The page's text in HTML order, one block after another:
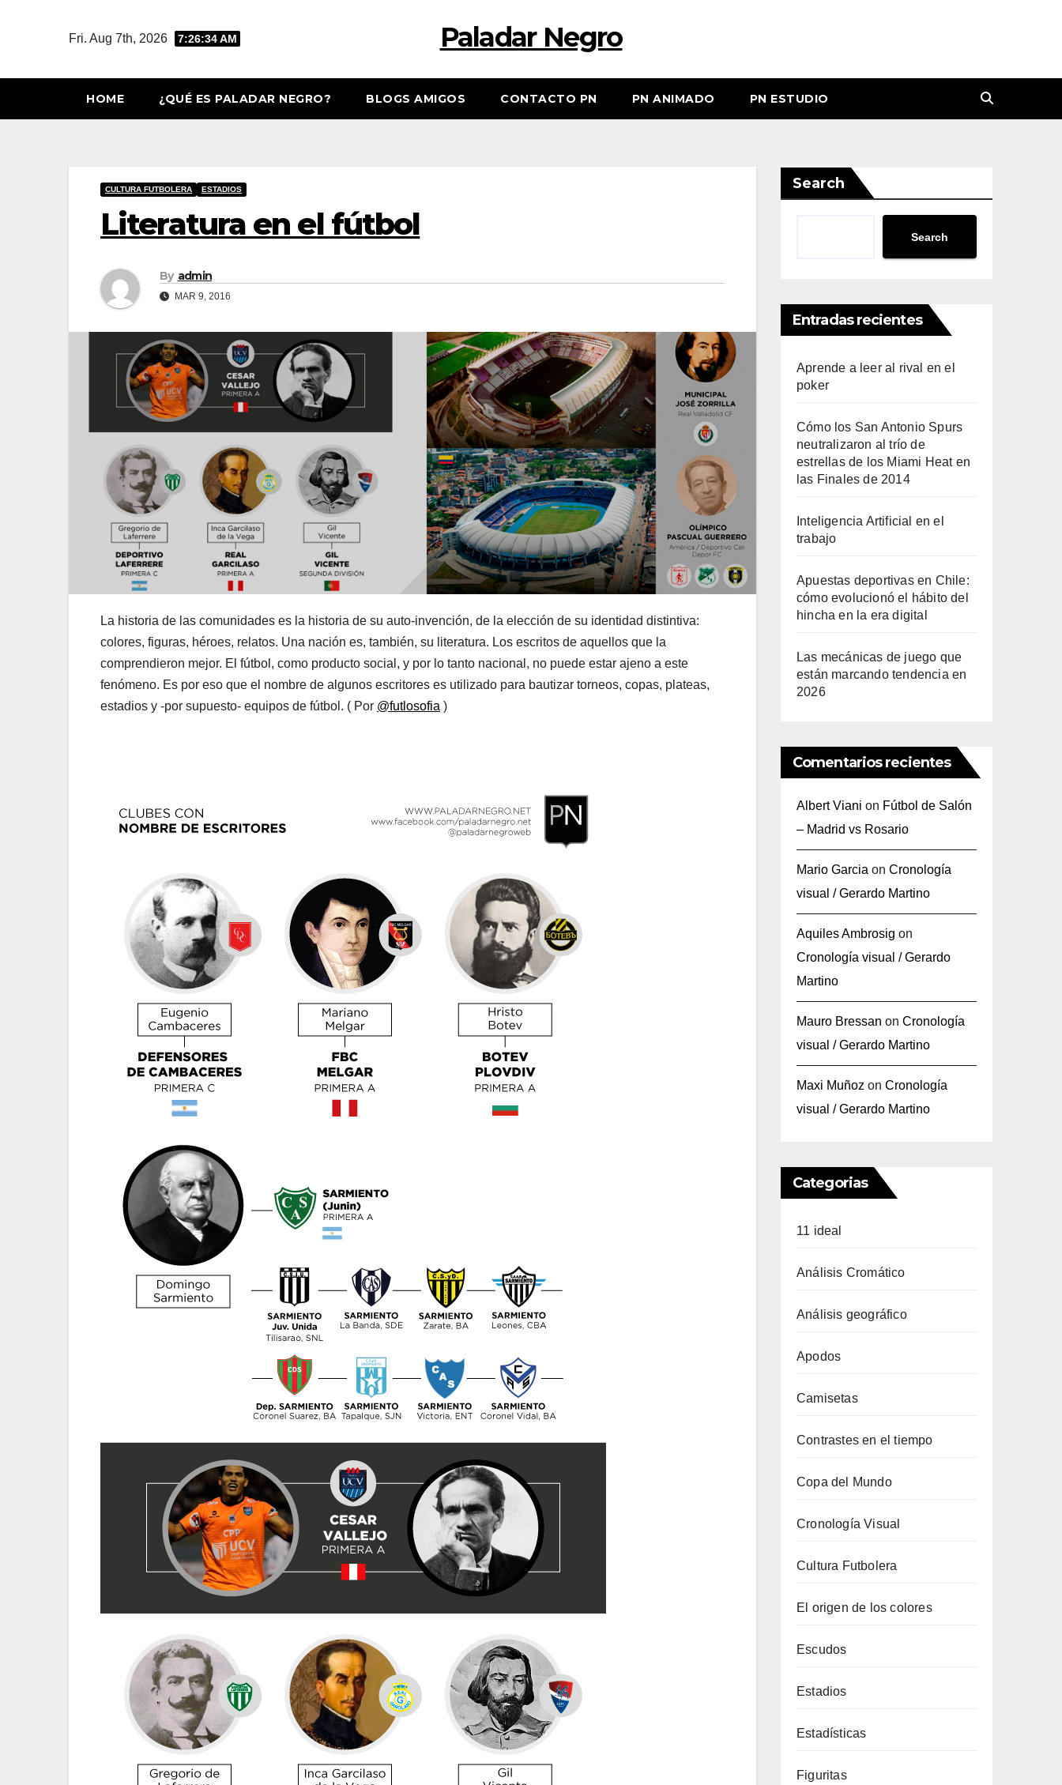
Fri. Aug 7th, 2026 7:26:36 AM Paladar Negro
HOME ¿QUÉ ES PALADAR NEGRO? BLOGS AMIGOS CONTACTO PN PN ANIMADO PN ESTUDIO
CULTURA FUTBOLERA ESTADIOS
Literatura en el fútbol
By admin
MAR 9, 2016
La historia de las comunidades es la historia de su auto-invención, de la elección de su identidad distintiva:
colores, figuras, héroes, relatos. Una nación es, también, su literatura. Los escritos de aquellos que la
comprendieron mejor. El fútbol, como producto social, y por lo tanto nacional, no puede estar ajeno a este
fenómeno. Es por eso que el nombre de algunos escritores es utilizado para bautizar torneos, copas, plateas,
estadios y -por supuesto- equipos de fútbol. ( Por @futlosofia )
Search
Search
Entradas recientes
Aprende a leer al rival en el
poker
Cómo los San Antonio Spurs
neutralizaron al trío de
estrellas de los Miami Heat en
las Finales de 2014
Inteligencia Artificial en el
trabajo
Apuestas deportivas en Chile:
cómo evolucionó el hábito del
hincha en la era digital
Las mecánicas de juego que
están marcando tendencia en
2026
Comentarios recientes
Albert Viani on Fútbol de Salón
– Madrid vs Rosario
Mario Garcia on Cronología
visual / Gerardo Martino
Aquiles Ambrosig on
Cronología visual / Gerardo
Martino
Mauro Bressan on Cronología
visual / Gerardo Martino
Maxi Muñoz on Cronología
visual / Gerardo Martino
Categorias
11 ideal
Análisis Cromático
Análisis geográfico
Apodos
Camisetas
Contrastes en el tiempo
Copa del Mundo
Cronología Visual
Cultura Futbolera
El origen de los colores
Escudos
Estadios
Estadísticas
Figuritas